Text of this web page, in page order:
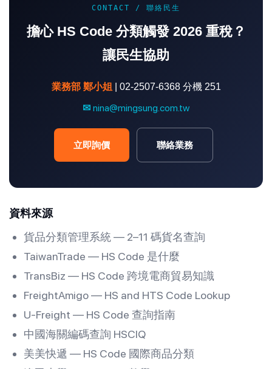
CONTACT / 聯絡民生
擔心 HS Code 分類觸發 2026 重稅？
讓民生協助
業務部 鄭小姐 | 02-2507-6368 分機 251
✉ nina@mingsung.com.tw
立即詢價 聯絡業務
資料來源
貨品分類管理系統 — 2–11 碼貨名查詢
TaiwanTrade — HS Code 是什麼
TransBiz — HS Code 跨境電商貿易知識
FreightAmigo — HS and HTS Code Lookup
U-Freight — HS Code 查詢指南
中國海關編碼查詢 HSCIQ
美美快遞 — HS Code 國際商品分類